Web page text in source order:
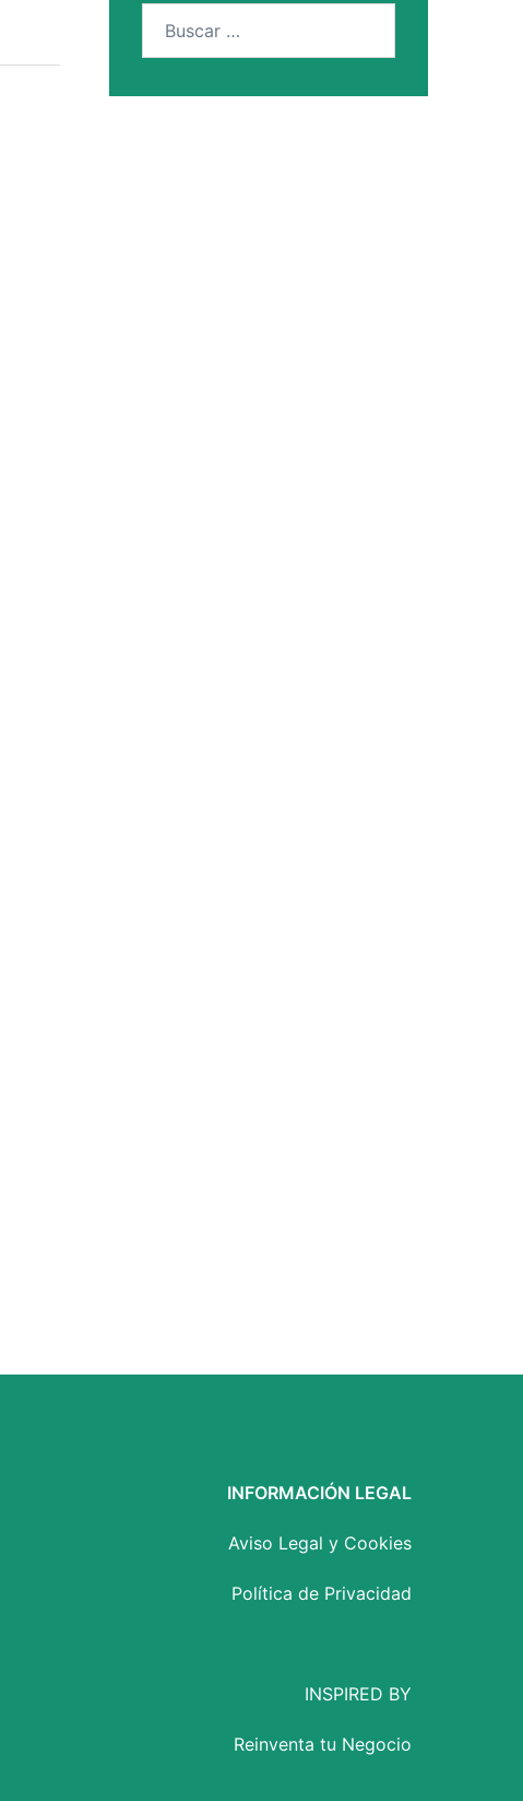
INFORMACIÓN LEGAL
Aviso Legal y Cookies
Política de Privacidad
INSPIRED BY
Reinventa tu Negocio